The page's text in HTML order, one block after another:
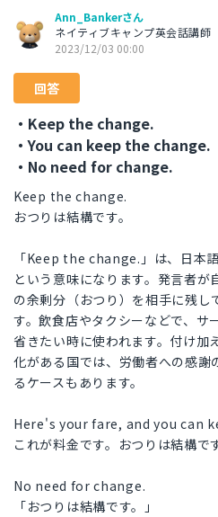
Ann_Bankerさん
ネイティブキャンプ英会話講師
2023/12/03 00:00
回答
・Keep the change.
・You can keep the change.
・No need for change.
Keep the change.
おつりは結構です。
「Keep the change.」は、日本
という意味になります。発言者が
の余剰分（おつり）を相手に残し
す。飲食店やタクシーなどで、サ
省きたい時に使われます。付け加
化がある国では、労働者への感謝
るケースもあります。
Here's your fare, and you can
これが料金です。おつりは結構です
No need for change.
「おつりは結構です。」